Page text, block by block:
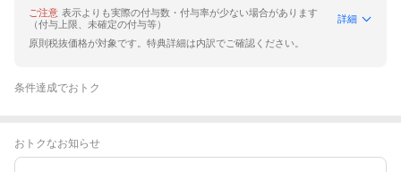
ご注意 表示よりも実際の付与数・付与率が少ない場合があります
（付与上限、未確定の付与等）
詳細
原則税抜価格が対象です。特典詳細は内訳でご確認ください。
条件達成でおトク
おトクなお知らせ